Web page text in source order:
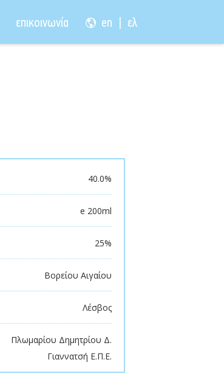
επικοινωνία en ελ
40.0%
e 200ml
25%
Βορείου Αιγαίου
Λέσβος
Πλωμαρίου Δημητρίου Δ.
Γιαννατσή Ε.Π.Ε.